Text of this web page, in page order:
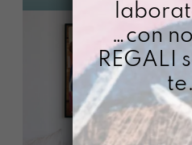
…con
REGALI